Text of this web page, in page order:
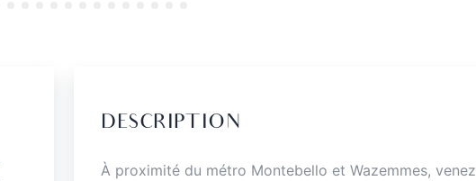
DESCRIPTION
À proximité du métro Montebello et Wazemmes, venez